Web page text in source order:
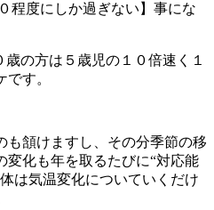
程度にしか過ぎない】事にな
の方は５歳児の１０倍速く１
す。
も頷けますし、その分季節の移
変化も年を取るたびに“対応能
は気温変化についていくだけ